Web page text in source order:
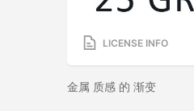
LICENSE INFO
金属 质感 的 渐变